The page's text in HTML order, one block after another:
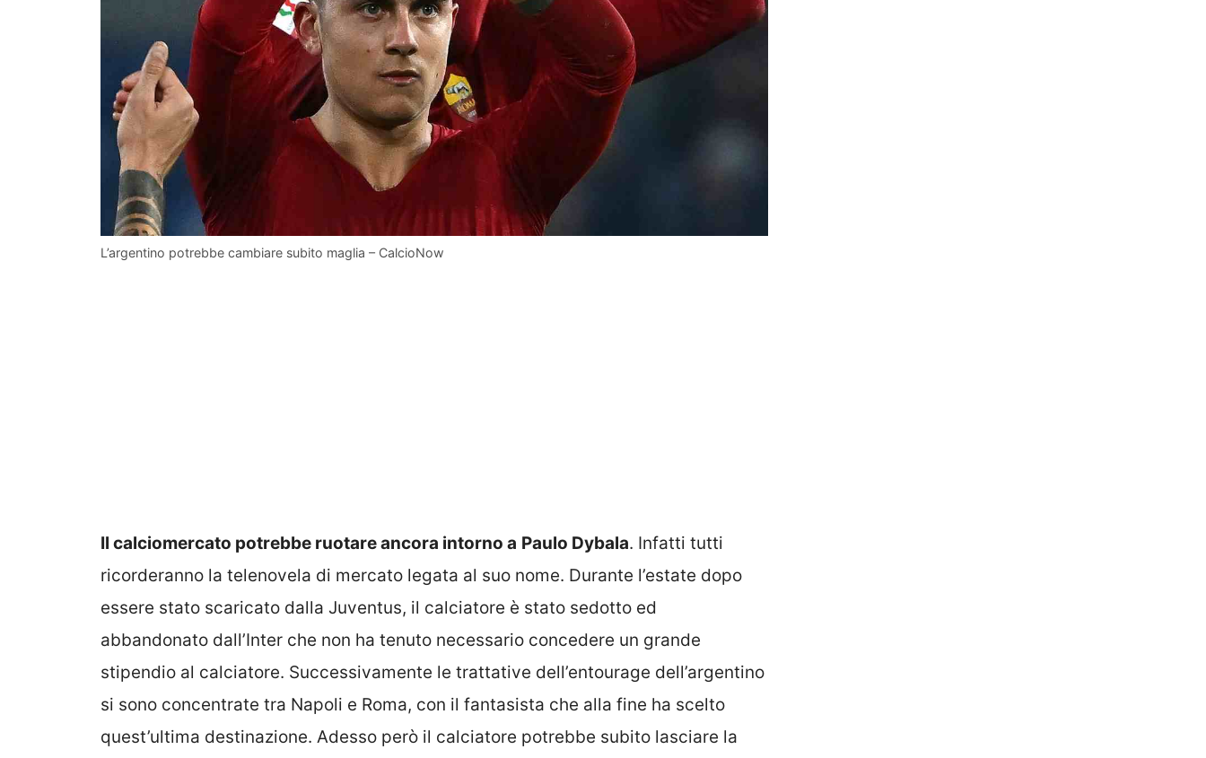
L’argentino potrebbe cambiare subito maglia – CalcioNow
Il calciomercato potrebbe ruotare ancora intorno a Paulo Dybala. Infatti tutti
ricorderanno la telenovela di mercato legata al suo nome. Durante l’estate dopo
essere stato scaricato dalla Juventus, il calciatore è stato sedotto ed
abbandonato dall’Inter che non ha tenuto necessario concedere un grande
stipendio al calciatore. Successivamente le trattative dell’entourage dell’argentino
si sono concentrate tra Napoli e Roma, con il fantasista che alla fine ha scelto
quest’ultima destinazione. Adesso però il calciatore potrebbe subito lasciare la